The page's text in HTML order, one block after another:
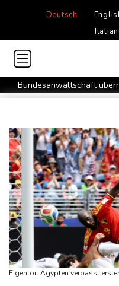
Deutsch
Bundesanwaltschaft
Drohne in Leipzig
Tag gebrochen
Französische Sängerin
Regisseur Benchetrit
Tour de France Femmes:
Schwimm-EM:
Höhere Trassenpreise:
RWE gibt Offshore-
Mindestens 38 Soldaten
reklamieren Attacke
Eigentor: Ägypten verpasst